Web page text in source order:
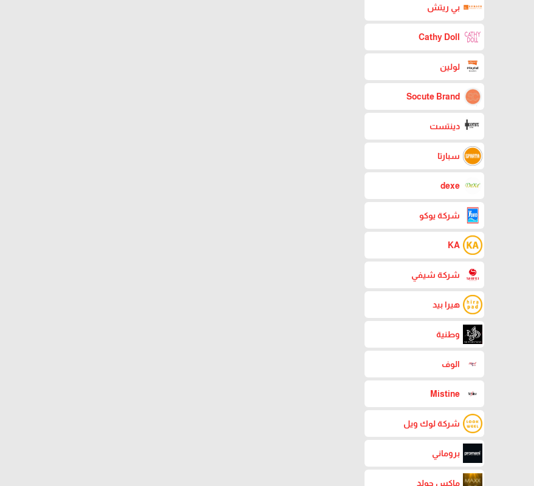
بي ريتش
Cathy Doll
لولين
Socute Brand
دينتست
سبارتا
dexe
شركة يوكو
KA
شركة شيفي
هيرا بيد
وطنية
الوف
Mistine
شركة لوك ويل
بروماني
ماكس جولد